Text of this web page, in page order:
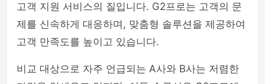
고객 지원 서비스의 질입니다. G2프로는 고객의 문
제를 신속하게 대응하며, 맞춤형 솔루션을 제공하여
고객 만족도를 높이고 있습니다.
비교 대상으로 자주 언급되는 A사와 B사는 저렴한